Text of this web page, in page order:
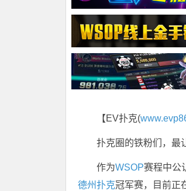
【EV扑克(
扑克圈的铁粉们，最
作为WSOP赛程中公
德州扑克冠军赛，目前正